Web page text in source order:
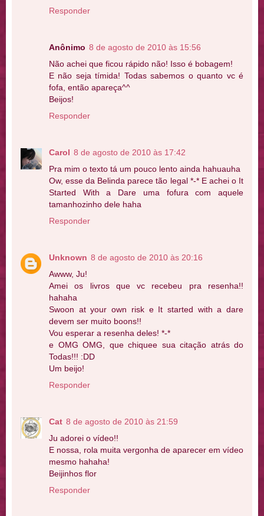
Responder
Anônimo 8 de agosto de 2010 às 15:56
Não achei que ficou rápido não! Isso é bobagem!
E não seja tímida! Todas sabemos o quanto vc é
fofa, então apareça^^
Beijos!
Responder
Carol 8 de agosto de 2010 às 17:42
Pra mim o texto tá um pouco lento ainda hahuauha
Ow, esse da Belinda parece tão legal *-* E achei o It
Started With a Dare uma fofura com aquele
tamanhozinho dele haha
Responder
Unknown 8 de agosto de 2010 às 20:16
Awww, Ju!
Amei os livros que vc recebeu pra resenha!!
hahaha
Swoon at your own risk e It started with a dare
devem ser muito boons!!
Vou esperar a resenha deles! *-*
e OMG OMG, que chiquee sua citação atrás do
Todas!!! :DD
Um beijo!
Responder
Cat 8 de agosto de 2010 às 21:59
Ju adorei o vídeo!!
E nossa, rola muita vergonha de aparecer em vídeo
mesmo hahaha!
Beijinhos flor
Responder